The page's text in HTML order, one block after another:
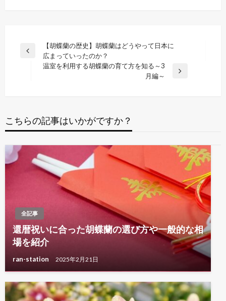
投
ー
シ
ョ
【胡蝶蘭の歴史】胡蝶蘭はどうやって日本に
広まっていったのか？
温室を利用する胡蝶蘭の育て方を知る～3
月編～
こちらの記事はいかがですか？
全記事
還暦祝いに合った胡蝶蘭の選び方や一般的な相
場を紹介
ran-station 2025年2月21日